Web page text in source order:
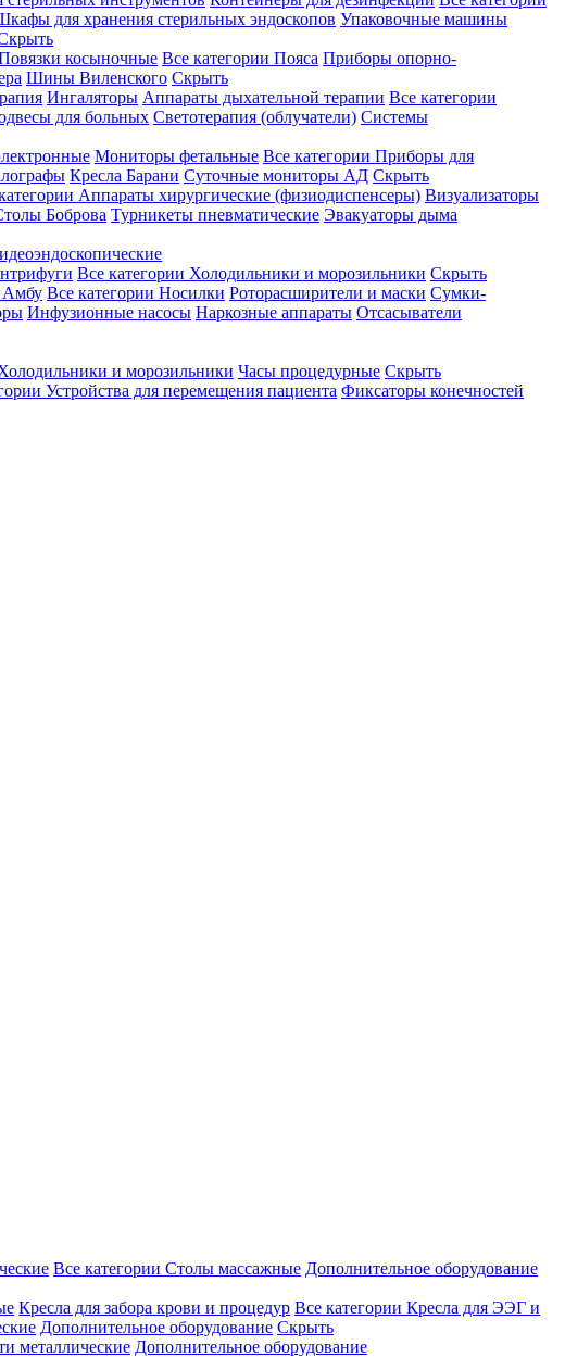
для хранения стерильных эндоскопов Упаковочные машины
косыночные Все категории Пояса Приборы опорно-
Шины Виленского Скрыть
Ингаляторы Аппараты дыхательной терапии Все категории
для больных Светотерапия (облучатели) Системы
Мониторы фетальные Все категории Приборы для
Кресла Барани Суточные мониторы АД Скрыть
Аппараты хирургические (физиодиспенсеры) Визуализаторы
Боброва Турникеты пневматические Эвакуаторы дыма
Все категории Холодильники и морозильники Скрыть
Амбу Все категории Носилки Роторасширители и маски Сумки-
Инфузионные насосы Наркозные аппараты Отсасыватели
и морозильники Часы процедурные Скрыть
Устройства для перемещения пациента Фиксаторы конечностей
Все категории Столы массажные Дополнительное оборудование
Кресла для забора крови и процедур Все категории Кресла для ЭЭГ и
Дополнительное оборудование Скрыть
металлические Дополнительное оборудование